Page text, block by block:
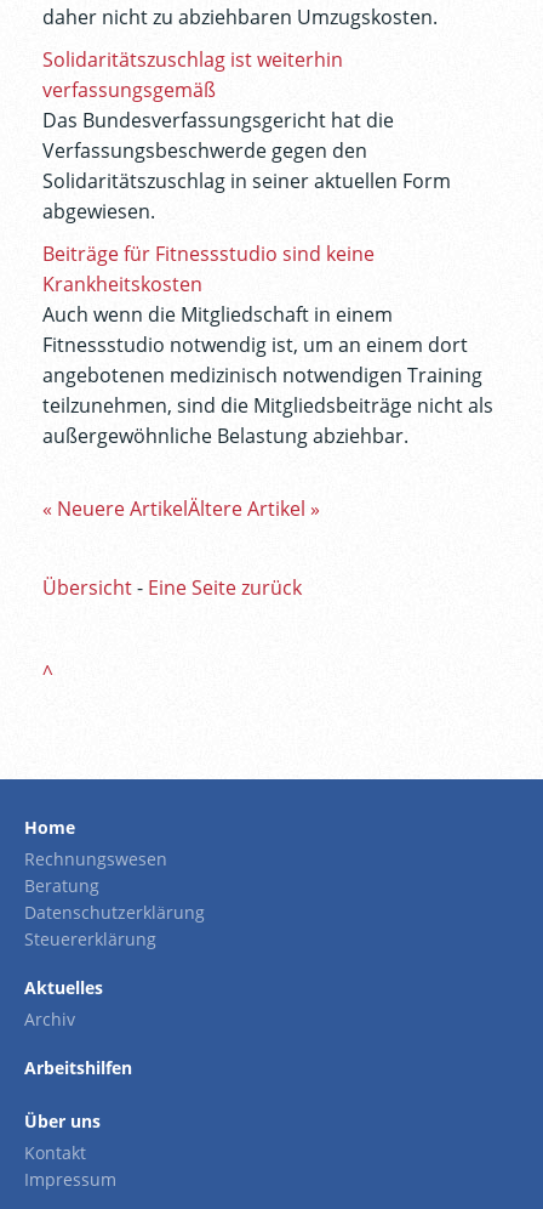
daher nicht zu abziehbaren Umzugskosten.
Solidaritätszuschlag ist weiterhin
verfassungsgemäß
Das Bundesverfassungsgericht hat die
Verfassungsbeschwerde gegen den
Solidaritätszuschlag in seiner aktuellen Form
abgewiesen.
Beiträge für Fitnessstudio sind keine
Krankheitskosten
Auch wenn die Mitgliedschaft in einem
Fitnessstudio notwendig ist, um an einem dort
angebotenen medizinisch notwendigen Training
teilzunehmen, sind die Mitgliedsbeiträge nicht als
außergewöhnliche Belastung abziehbar.
« Neuere ArtikelÄltere Artikel »
Übersicht- Eine Seite zurück
^
Home
Rechnungswesen
Beratung
Datenschutzerklärung
Steuererklärung
Aktuelles
Archiv
Arbeitshilfen
Über uns
Kontakt
Impressum